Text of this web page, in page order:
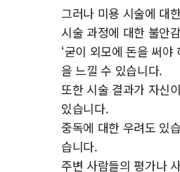
그러나 미용 시술에 대
시술 과정에 대한 불안
‘굳이 외모에 돈을 써
을 느낄 수 있습니다.
또한 시술 결과가 자신
있습니다.
중독에 대한 우려도 있
습니다.
주변 사람들의 평가나